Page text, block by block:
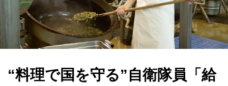
“料理で国を守る”自衛隊員「給